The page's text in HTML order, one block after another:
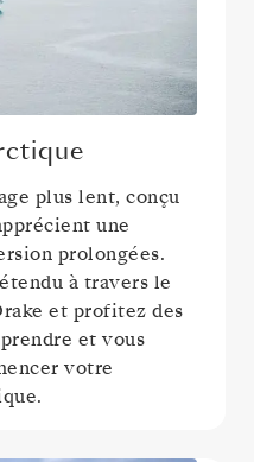
plus lent, conçu
une
prolongées.
à travers le
et profitez des
et vous
votre